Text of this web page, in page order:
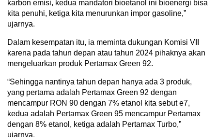
karbon emisi, kedua mandatori bioetanol ini bioenergi bisa
kita penuhi, ketiga kita menurunkan impor gasoline,”
ujarnya.
Dalam kesempatan itu, ia meminta dukungan Komisi VII
karena pada tahun depan atau tahun 2024 pihaknya akan
mengeluarkan produk Pertamax Green 92.
“Sehingga nantinya tahun depan hanya ada 3 produk,
yang pertama adalah Pertamax Green 92 dengan
mencampur RON 90 dengan 7% etanol kita sebut e7,
kedua adalah Pertamax Green 95 mencampur Pertamax
dengan 8% etanol, ketiga adalah Pertamax Turbo,”
ujarnya.